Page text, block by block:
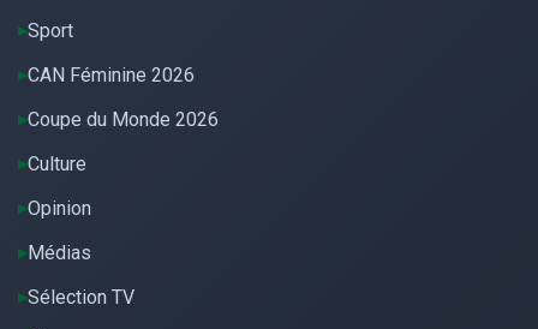
Sport
CAN Féminine 2026
Coupe du Monde 2026
Culture
Opinion
Médias
Sélection TV